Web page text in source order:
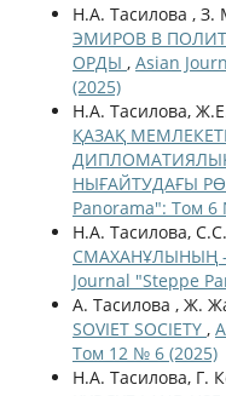
Н.А. Тасилова ,
ЭМИРОВ В
ОРДЫ , Asian
(2025)
Н.А. Тасилова,
ҚАЗАҚ
НЫҒАЙТУДАҒЫ
Panorama": Том 6
Н.А. Тасилова,
СМАХАНҰЛЫНЫҢ
Journal "Steppe
А. Тасилова , Ж.
SOVIET SOCIETY ,
Том 12 № 6 (2025)
Н.А. Тасилова, Г.